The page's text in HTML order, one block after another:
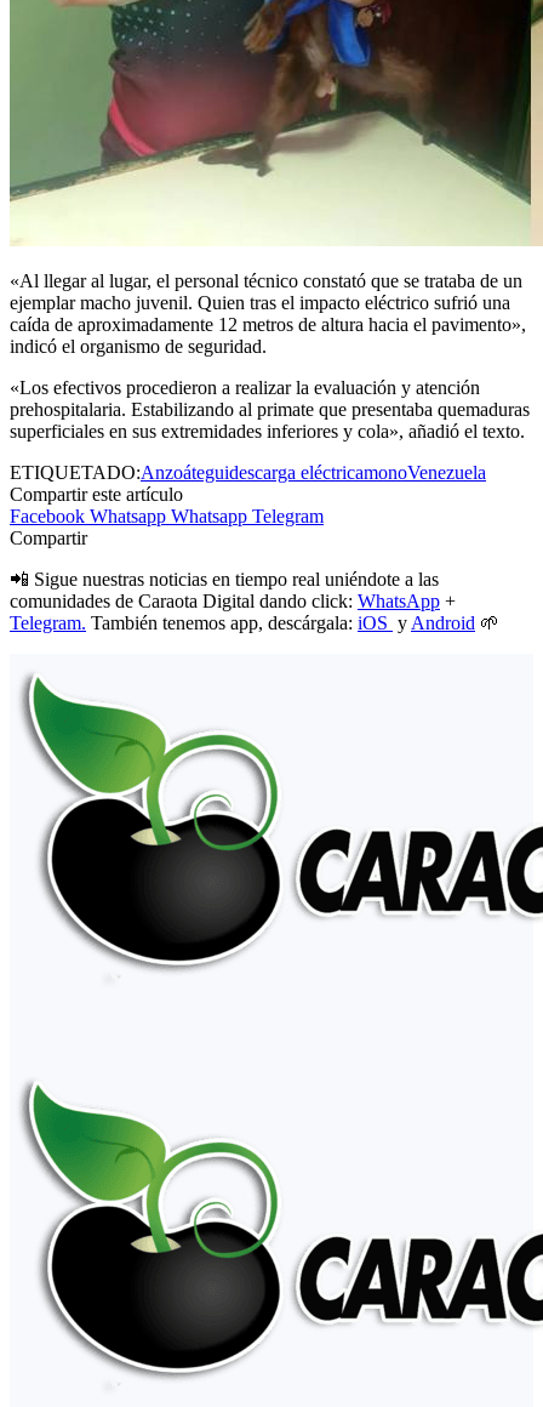
«Al llegar al lugar, el personal técnico constató que se trataba de un
ejemplar macho juvenil. Quien tras el impacto eléctrico sufrió una
caída de aproximadamente 12 metros de altura hacia el pavimento»,
indicó el organismo de seguridad.
«Los efectivos procedieron a realizar la evaluación y atención
prehospitalaria. Estabilizando al primate que presentaba quemaduras
superficiales en sus extremidades inferiores y cola», añadió el texto.
ETIQUETADO:Anzoáteguidescarga eléctricamonoVenezuela
Compartir este artículo
Facebook Whatsapp Whatsapp Telegram
Compartir
📲 Sigue nuestras noticias en tiempo real uniéndote a las
comunidades de Caraota Digital dando click: WhatsApp +
Telegram. También tenemos app, descárgala: iOS yAndroid 🌱